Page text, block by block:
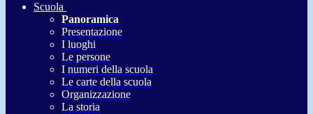
Scuola
Panoramica
Presentazione
I luoghi
Le persone
I numeri della scuola
Le carte della scuola
Organizzazione
La storia